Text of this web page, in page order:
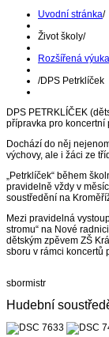
Uvodní stránka/
Život školy/
Rozšířená
/DPS Petrklíček
DPS PETRKLÍČEK
přípravka pro koncertní
Dochází do něj
výchovy, ale i žáci ze
„Petrklíček“ během
pravidelně vždy v
soustředění na
Mezi pravidelná
stromu“ na Nové
dětským zpěvem ZŠ
sboru v rámci koncertů
Mgr.
sbormistr
Hudební